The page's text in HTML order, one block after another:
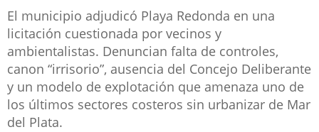
El municipio adjudicó Playa Redonda en una
licitación cuestionada por vecinos y
ambientalistas. Denuncian falta de controles,
canon “irrisorio”, ausencia del Concejo Deliberante
y un modelo de explotación que amenaza uno de
los últimos sectores costeros sin urbanizar de Mar
del Plata.